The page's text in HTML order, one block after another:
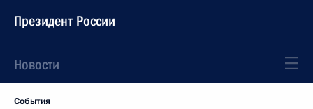
Президент России
Новости
События